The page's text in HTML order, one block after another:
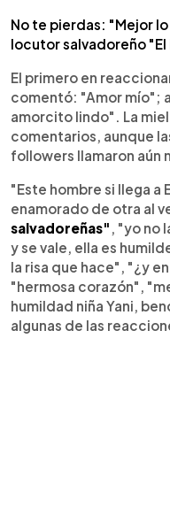
No te pierdas: "Mejor
locutor salvadoreño
El primero en
comentó: "Amor mío";
amorcito lindo". La
comentarios, aunque
followers llamaron aún
"Este hombre si llega a
enamorado de otra al
salvadoreñas" , "yo
y se vale, ella es
la risa que hace", "¿y
"hermosa corazón",
humildad niña Yani,
algunas de las